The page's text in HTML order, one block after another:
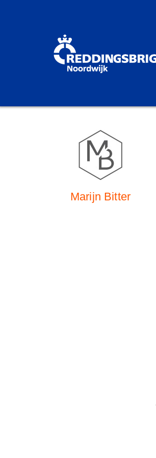
Marijn Bitter